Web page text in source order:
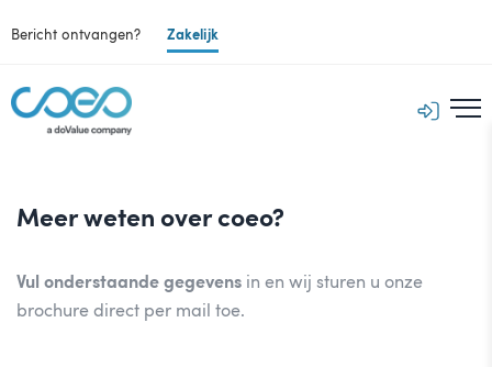
Bericht ontvangen? Zakelijk
Meer weten over coeo?
Vul onderstaande gegevens in en wij sturen u onze
brochure direct per mail toe.